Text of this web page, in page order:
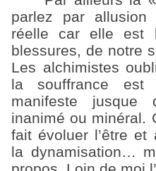
parlez par allusion
réelle car elle est
blessures, de notre
Les alchimistes
la souffrance est
manifeste
inanimé ou minéral.
fait évoluer l’être et
la dynamisation…